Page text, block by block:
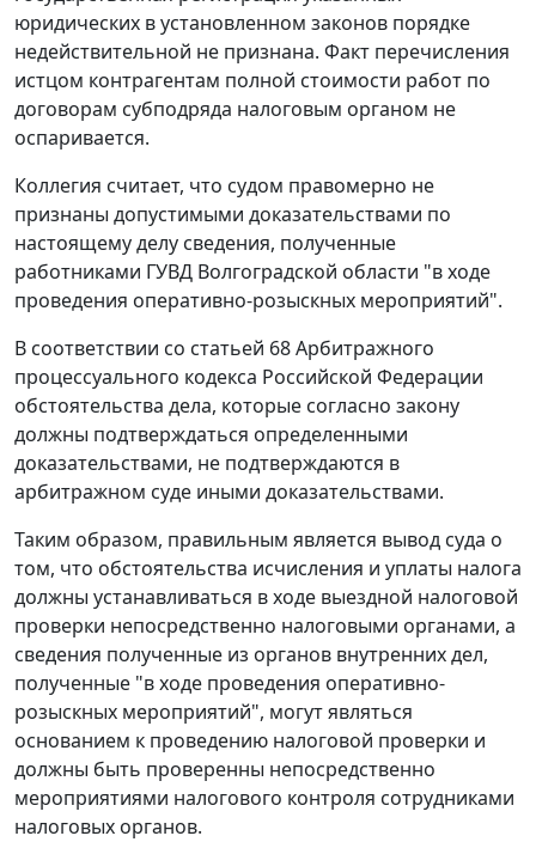
юридических в установленном законов порядке
недействительной не признана. Факт перечисления
истцом контрагентам полной стоимости работ по
договорам субподряда налоговым органом не
оспаривается.
Коллегия считает, что судом правомерно не
признаны допустимыми доказательствами по
настоящему делу сведения, полученные
работниками ГУВД Волгоградской области "в ходе
проведения оперативно-розыскных мероприятий".
В соответствии со статьей 68Арбитражного
процессуального кодекса Российской Федерации
обстоятельства дела, которые согласно закону
должны подтверждаться определенными
доказательствами, не подтверждаются в
арбитражном суде иными доказательствами.
Таким образом, правильным является вывод суда о
том, что обстоятельства исчисления и уплаты налога
должны устанавливаться в ходе выездной налоговой
проверки непосредственно налоговыми органами, а
сведения полученные из органов внутренних дел,
полученные "в ходе проведения оперативно-
розыскных мероприятий", могут являться
основанием к проведению налоговой проверки и
должны быть проверенны непосредственно
мероприятиями налогового контроля сотрудниками
налоговых органов.